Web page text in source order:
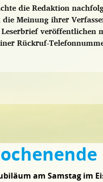
die Redaktion
Meinung ihrer
veröffentlichen
Rückruf-
am Samstag im